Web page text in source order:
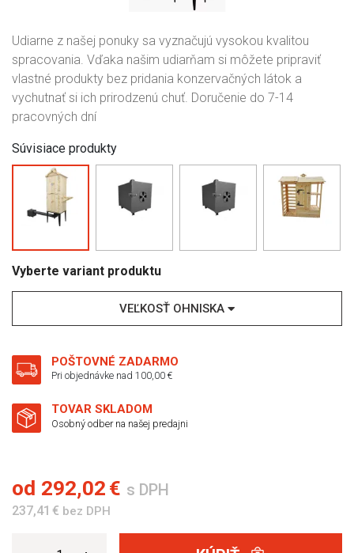
Udiarne z našej ponuky sa vyznačujú vysokou kvalitou
spracovania. Vďaka našim udiarňam si môžete pripraviť
vlastné produkty bez pridania konzervačných látok a
vychutnať si ich prirodzenú chuť. Doručenie do 7-14
pracovných dní
Súvisiace produkty
Vyberte variant produktu
VEĽKOSŤ OHNISKA
POŠTOVNÉ ZADARMO
Pri objednávke nad 100,00 €
TOVAR SKLADOM
Osobný odber na našej predajni
od 292,02 € s DPH
237,41 € bez DPH